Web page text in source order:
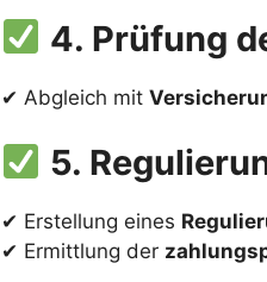
4. Prüfung
✔ Abgleich mit
5.
✔ Erstellung eines
✔ Ermittlung der